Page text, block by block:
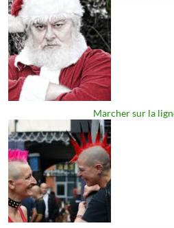
Marcher sur la